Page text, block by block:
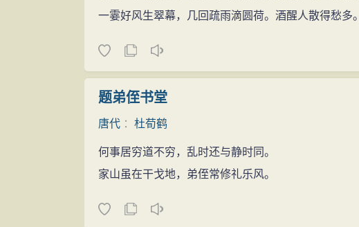
一霎好风生翠幕，几回疏雨滴圆荷。酒醒人散得愁多。
题弟侄书堂
唐代 ： 杜荀鹤
何事居穷道不穷，乱时还与静时同。
家山虽在干戈地，弟侄常修礼乐风。